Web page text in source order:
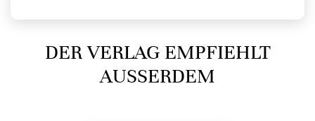
DER VERLAG EMPFIEHLT
AUSSERDEM